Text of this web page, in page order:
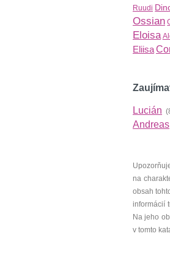
Ruudi
Ossian
Eloisa
Eliisa
Lucián
Andreas
na
obsah
informácií
Na jeho
v tomto